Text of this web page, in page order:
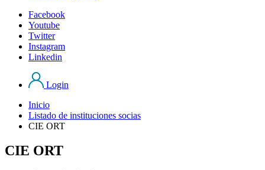
Facebook
Youtube
Twitter
Instagram
Linkedin
Login
Inicio
Listado de instituciones socias
CIE ORT
CIE ORT